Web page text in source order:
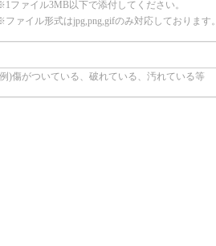
ファイル3MB以下で添付してください。
ァイル形式はjpg,png,gifのみ対応しております。
)傷がついている、破れている、汚れている等